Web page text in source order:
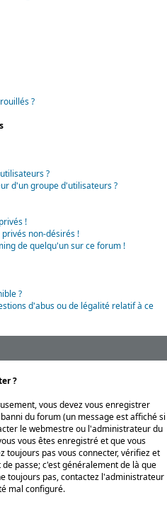
?
?
d'un groupe d'utilisateurs ?
!
non-désirés !
de quelqu'un sur ce forum !
?
d'abus ou de légalité relatif à ce
?
vous devez vous enregistrer
du forum (un message est affiché si
le webmestre ou l'administrateur du
vous êtes enregistré et que vous
toujours pas vous connecter, vérifiez et
passe; c'est généralement de là que
toujours pas, contactez l'administrateur
mal configuré.